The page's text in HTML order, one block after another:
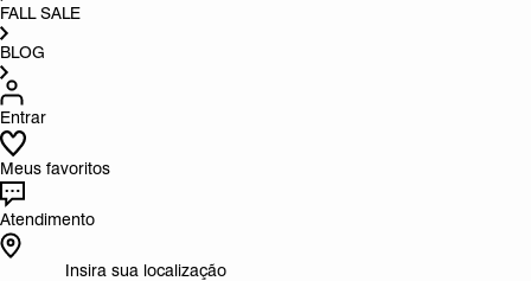
FALL SALE
BLOG
Entrar
Meus favoritos
Atendimento
Insira sua localização